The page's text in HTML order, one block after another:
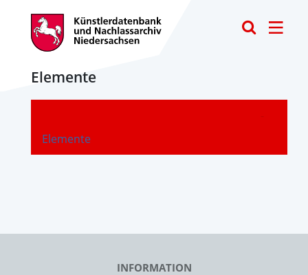
Elemente
Elemente
-
INFORMATION